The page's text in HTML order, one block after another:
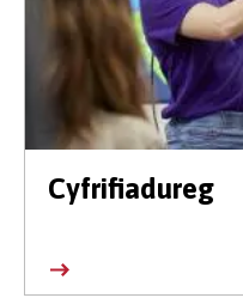
Cyfrifiadureg